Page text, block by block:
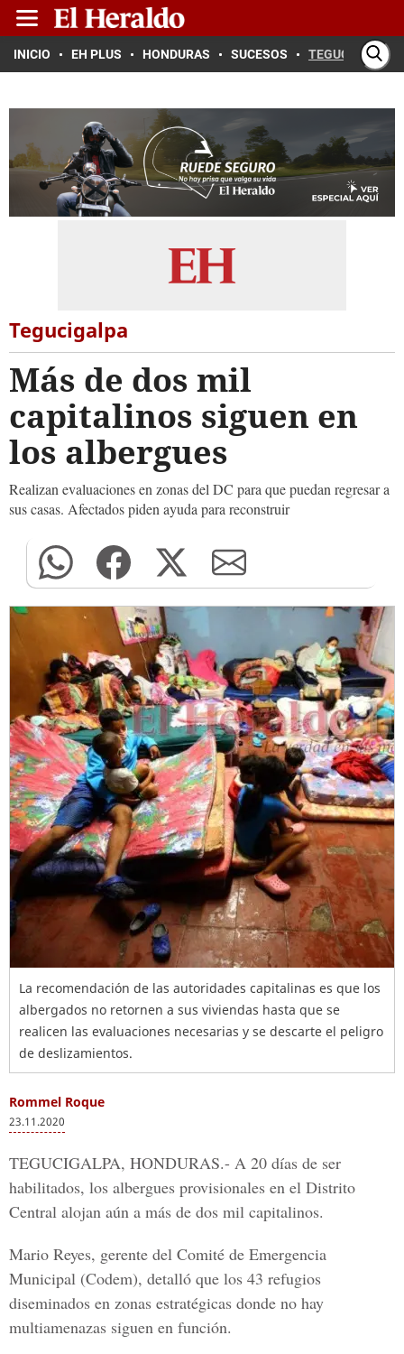
INICIO EH PLUS HONDURAS SUCESOS TEGUCIGALPA
Tegucigalpa
Más de dos mil
capitalinos siguen en
los albergues
Realizan evaluaciones en zonas del DC para que puedan regresar a
sus casas. Afectados piden ayuda para reconstruir
La recomendación de las autoridades capitalinas es que los
albergados no retornen a sus viviendas hasta que se
realicen las evaluaciones necesarias y se descarte el peligro
de deslizamientos.
Rommel Roque
23.11.2020
TEGUCIGALPA, HONDURAS.- A 20 días de ser
habilitados, los albergues provisionales en el Distrito
Central alojan aún a más de dos mil capitalinos.
Mario Reyes, gerente del Comité de Emergencia
Municipal (Codem), detalló que los 43 refugios
diseminados en zonas estratégicas donde no hay
multiamenazas siguen en función.